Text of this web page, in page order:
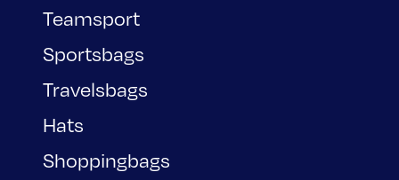
Teamsport
Sportsbags
Travelsbags
Hats
Shoppingbags